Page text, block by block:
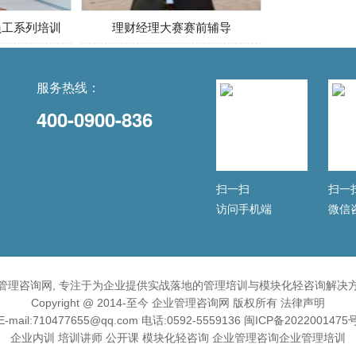
系列培训 理财经理大赛赛前辅导
服务热线：
400-0900-836
扫一扫
访问手机端
扫一
微信
理咨询网, 专注于为企业提供实战落地的管理培训与模块化轻咨询解决
Copyright @ 2014-至今 企业管理咨询网 版权所有 法律声明
mail:710477655@qq.com 电话:0592-5559136 闽ICP备2022001475
企业内训 培训讲师 公开课 模块化轻咨询 企业管理咨询企业管理培训